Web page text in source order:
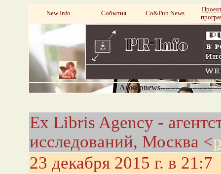
New Info События Со&Pub News
Ex Libris Agency -
исследований, Москва <
23 декабря 2015 г. в 21:7